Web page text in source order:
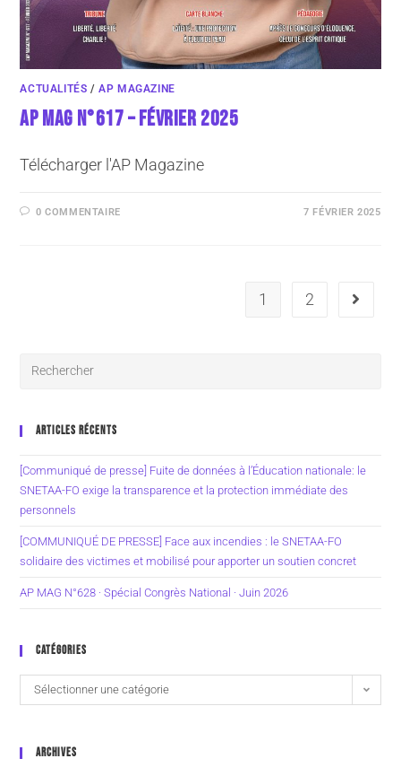
ACTUALITÉS /AP MAGAZINE
AP MAG N°617 – FÉVRIER 2025
Télécharger l'AP Magazine
0 COMMENTAIRE 7 FÉVRIER 2025
1 2
ARTICLES RÉCENTS
[Communiqué de presse] Fuite de données à l’Éducation nationale: le
SNETAA-FO exige la transparence et la protection immédiate des
personnels
[COMMUNIQUÉ DE PRESSE] Face aux incendies : le SNETAA-FO
solidaire des victimes et mobilisé pour apporter un soutien concret
AP MAG N°628 · Spécial Congrès National · Juin 2026
CATÉGORIES
Sélectionner une catégorie
ARCHIVES